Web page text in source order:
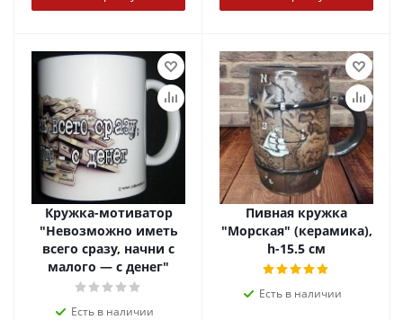
Кружка-мотиватор
"Невозможно иметь
всего сразу, начни с
малого — с денег"
Есть в наличии
Пивная кружка
"Морская" (керамика),
h-15.5 см
Есть в наличии